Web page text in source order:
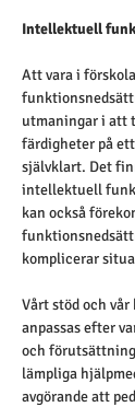
Intellektuell
Att vara i
utmaningar i att
färdigheter på
självklart. Det
intellektuell
kan också
komplicerar
Vårt stöd och
anpassas efter
och
lämpliga
avgörande att